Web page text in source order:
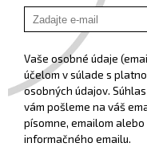
Vaše osobné údaje
účelom v súlade s
osobných údajov.
vám pošleme na váš
písomne, emailom
informačného emailu.